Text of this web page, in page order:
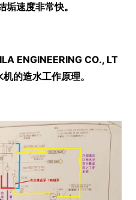
速度非常快。
ENGINEERING CO., LT
的造水工作原理。